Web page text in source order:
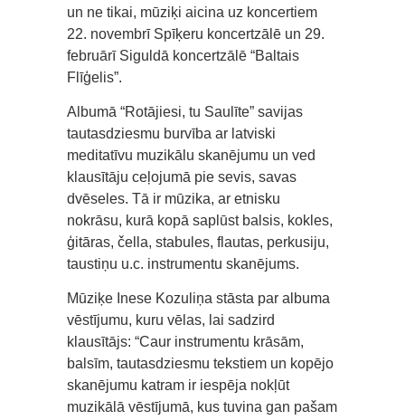
un ne tikai, mūziķi aicina uz koncertiem
22. novembrī Spīķeru koncertzālē un 29.
februārī Siguldā koncertzālē “Baltais
Flīģelis”.
Albumā “Rotājiesi, tu Saulīte” savijas
tautasdziesmu burvība ar latviski
meditatīvu muzikālu skanējumu un ved
klausītāju ceļojumā pie sevis, savas
dvēseles. Tā ir mūzika, ar etnisku
nokrāsu, kurā kopā saplūst balsis, kokles,
ģitāras, čella, stabules, flautas, perkusiju,
taustiņu u.c. instrumentu skanējums.
Mūziķe Inese Kozuliņa stāsta par albuma
vēstījumu, kuru vēlas, lai sadzird
klausītājs: “Caur instrumentu krāsām,
balsīm, tautasdziesmu tekstiem un kopējo
skanējumu katram ir iespēja nokļūt
muzikālā vēstījumā, kus tuvina gan pašam